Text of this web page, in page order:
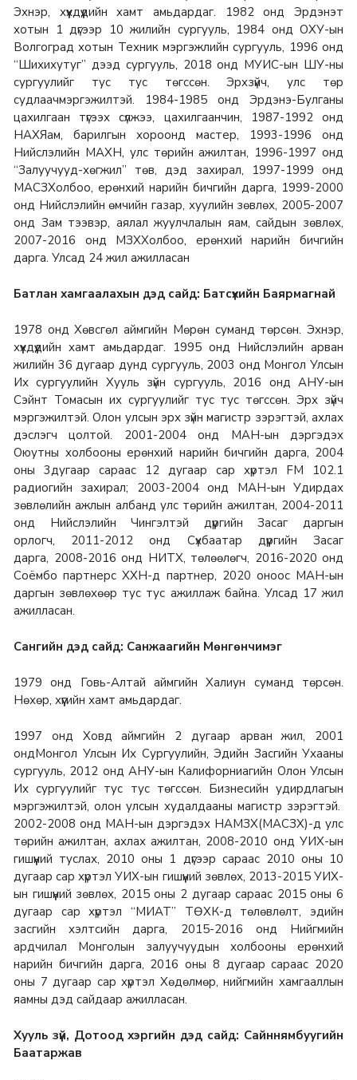
Эхнэр, хүүхдүүдийн хамт амьдардаг. 1982 онд Эрдэнэт
хотын 1 дүгээр 10 жилийн сургууль, 1984 онд ОХУ-ын
Волгоград хотын Техник мэргэжлийн сургууль, 1996 онд
“Шихихутуг” дээд сургууль, 2018 онд МУИС-ын ШУ-ны
сургуулийг тус тус төгссөн. Эрхзүйч, улс төр
судлаачмэргэжилтэй. 1984-1985 онд Эрдэнэ-Булганы
цахилгаан түгээх сүлжээ, цахилгаанчин, 1987-1992 онд
НАХЯам, барилгын хороонд мастер, 1993-1996 онд
Нийслэлийн МАХН, улс төрийн ажилтан, 1996-1997 онд
“Залуучууд-хөгжил” төв, дэд захирал, 1997-1999 онд
МАСЗХолбоо, ерөнхий нарийн бичгийн дарга, 1999-2000
онд Нийслэлийн өмчийн газар, хуулийн зөвлөх, 2005-2007
онд Зам тээвэр, аялал жуулчлалын яам, сайдын зөвлөх,
2007-2016 онд МЗХХолбоо, ерөнхий нарийн бичгийн
дарга. Улсад 24 жил ажилласан
Батлан хамгаалахын дэд сайд: Батсүхийн Баярмагнай
1978 онд Хөвсгөл аймгийн Мөрөн суманд төрсөн. Эхнэр,
хүүхдүүдийн хамт амьдардаг. 1995 онд Нийслэлийн арван
жилийн 36 дугаар дунд сургууль, 2003 онд Монгол Улсын
Их сургуулийн Хууль зүйн сургууль, 2016 онд АНУ-ын
Сэйнт Томасын их сургуулийг тус тус төгссөн. Эрх зүйч
мэргэжилтэй. Олон улсын эрх зүйн магистр зэрэгтэй, ахлах
дэслэгч цолтой. 2001-2004 онд МАН-ын дэргэдэх
Оюутны холбооны ерөнхий нарийн бичгийн дарга, 2004
оны 3дугаар сараас 12 дугаар сар хүртэл FM 102.1
радиогийн захирал; 2003-2004 онд МАН-ын Удирдах
зөвлөлийн ажлын албанд улс төрийн ажилтан, 2004-2011
онд Нийслэлийн Чингэлтэй дүүргийн Засаг даргын
орлогч, 2011-2012 онд Сүхбаатар дүүргийн Засаг
дарга, 2008-2016 онд НИТХ, төлөөлөгч, 2016-2020 онд
Соёмбо партнерс ХХН-д партнер, 2020 оноос МАН-ын
даргын зөвлөхөөр тус тус ажиллаж байна. Улсад 17 жил
ажилласан.
Сангийн дэд сайд: Санжаагийн Мөнгөнчимэг
1979 онд Говь-Алтай аймгийн Халиун суманд төрсөн.
Нөхөр, хүүгийн хамт амьдардаг.
1997 онд Ховд аймгийн 2 дугаар арван жил, 2001
ондМонгол Улсын Их Сургуулийн, Эдийн Засгийн Ухааны
сургууль, 2012 онд АНУ-ын Калифорниагийн Олон Улсын
Их сургуулийг тус тус төгссөн. Бизнесийн удирдлагын
мэргэжилтэй, олон улсын худалдааны магистр зэрэгтэй.
2002-2008 онд МАН-ын дэргэдэх НАМЗХ(МАСЗХ)-д улс
төрийн ажилтан, ахлах ажилтан, 2008-2010 онд УИХ-ын
гишүүний туслах, 2010 оны 1 дүгээр сараас 2010 оны 10
дугаар сар хүртэл УИХ-ын гишүүний зөвлөх, 2013-2015 УИХ-
ын гишүүний зөвлөх, 2015 оны 2 дугаар сараас 2015 оны 6
дугаар сар хүртэл “МИАТ” ТӨХК-д төлөвлөлт, эдийн
засгийн хэлтсийн дарга, 2015-2016 онд Нийгмийн
ардчилал Монголын залуучуудын холбооны ерөнхий
нарийн бичгийн дарга, 2016 оны 8 дугаар сараас 2020
оны 7 дугаар сар хүртэл Хөдөлмөр, нийгмийн хамгааллын
яамны дэд сайдаар ажилласан.
Хууль зүй, Дотоод хэргийн дэд сайд: Сайннямбуугийн
Баатаржав